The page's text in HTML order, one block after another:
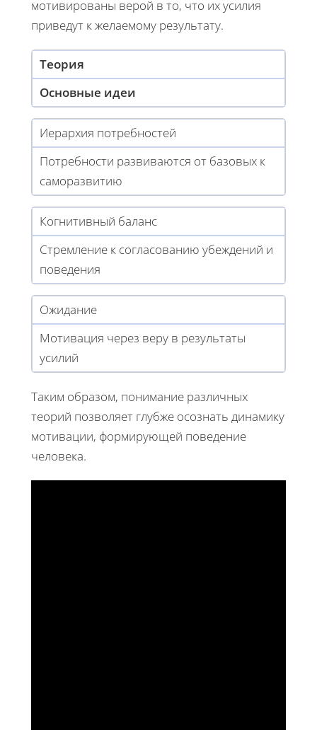
мотивированы верой в то, что их усилия
приведут к желаемому результату.
Теория
Основные идеи
Иерархия потребностей
Потребности развиваются от базовых к
саморазвитию
Когнитивный баланс
Стремление к согласованию убеждений и
поведения
Ожидание
Мотивация через веру в результаты
усилий
Таким образом, понимание различных
теорий позволяет глубже осознать динамику
мотивации, формирующей поведение
человека.